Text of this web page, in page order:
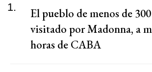
1.
El pueblo de menos de
visitado por Madonna, a
horas de CABA